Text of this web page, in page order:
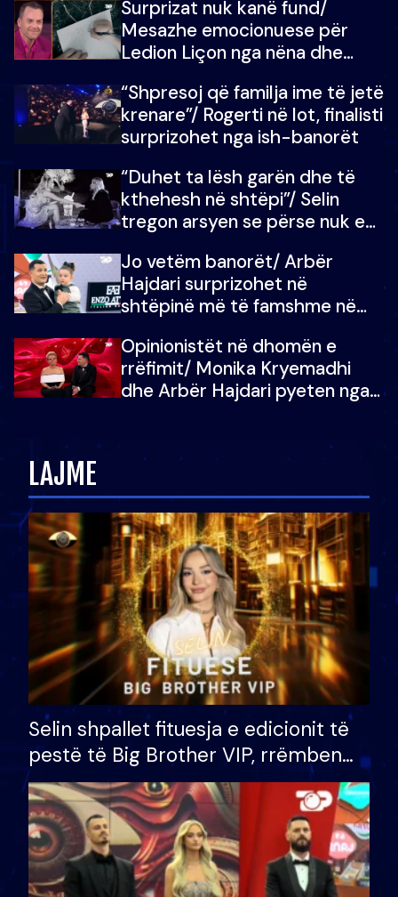
mungojë zilja e mëngjesit kur…
Surprizat nuk kanë fund/
Mesazhe emocionuese për
Ledion Liçon nga nëna dhe
mban dot lotët: Nuk meritoj…
“Shpresoj që familja ime të jetë
krenare”/ Rogerti në lot, finalisti
surprizohet nga ish-banorët
“Duhet ta lësh garën dhe të
kthehesh në shtëpi”/ Selin
tregon arsyen se përse nuk e
çoja luftën time deri në fund
Jo vetëm banorët/ Arbër
Hajdari surprizohet në
shtëpinë më të famshme në
vajzën e tij
Opinionistët në dhomën e
rrëfimit/ Monika Kryemadhi
dhe Arbër Hajdari pyeten nga
LAJME
Selin shpallet fituesja e edicionit të
pestë të Big Brother VIP, rrëmben
çmimin e madh prej 100 mijë eurosh